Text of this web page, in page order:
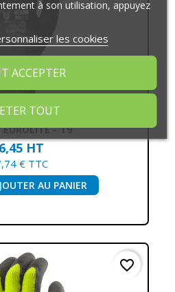
- T9
6,45 HT
€ TTC
AU PANIER
favorite_border
à son utilisation, appuyez
les cookies
TOUT
ACCEPTER